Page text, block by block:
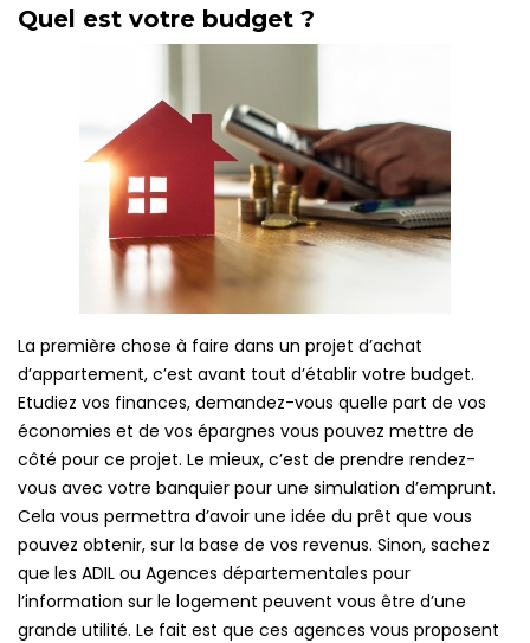
Quel est votre budget ?
La première chose à faire dans un projet d’achat
d’appartement, c’est avant tout d’établir votre budget.
Etudiez vos finances, demandez-vous quelle part de vos
économies et de vos épargnes vous pouvez mettre de
côté pour ce projet. Le mieux, c’est de prendre rendez-
vous avec votre banquier pour une simulation d’emprunt.
Cela vous permettra d’avoir une idée du prêt que vous
pouvez obtenir, sur la base de vos revenus. Sinon, sachez
que les ADIL ou Agences départementales pour
l’information sur le logement peuvent vous être d’une
grande utilité. Le fait est que ces agences vous proposent